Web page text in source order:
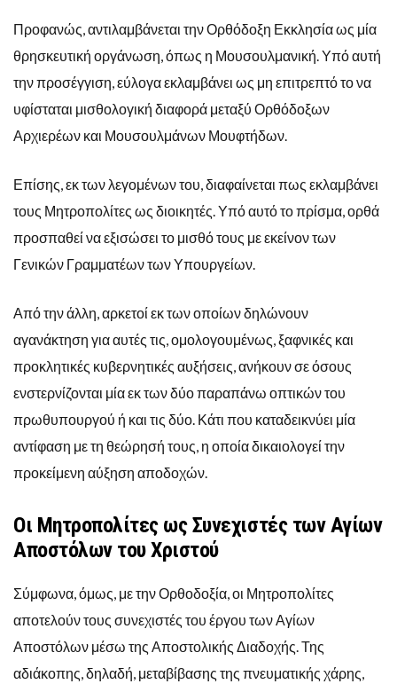
Προφανώς, αντιλαμβάνεται την Ορθόδοξη Εκκλησία ως μία
θρησκευτική οργάνωση, όπως η Μουσουλμανική. Υπό αυτή
την προσέγγιση, εύλογα εκλαμβάνει ως μη επιτρεπτό το να
υφίσταται μισθολογική διαφορά μεταξύ Ορθόδοξων
Αρχιερέων και Μουσουλμάνων Μουφτήδων.
Επίσης, εκ των λεγομένων του, διαφαίνεται πως εκλαμβάνει
τους Μητροπολίτες ως διοικητές. Υπό αυτό το πρίσμα, ορθά
προσπαθεί να εξισώσει το μισθό τους με εκείνον των
Γενικών Γραμματέων των Υπουργείων.
Από την άλλη, αρκετοί εκ των οποίων δηλώνουν
αγανάκτηση για αυτές τις, ομολογουμένως, ξαφνικές και
προκλητικές κυβερνητικές αυξήσεις, ανήκουν σε όσους
ενστερνίζονται μία εκ των δύο παραπάνω οπτικών του
πρωθυπουργού ή και τις δύο. Κάτι που καταδεικνύει μία
αντίφαση με τη θεώρησή τους, η οποία δικαιολογεί την
προκείμενη αύξηση αποδοχών.
Οι Μητροπολίτες ως Συνεχιστές των Αγίων
Αποστόλων του Χριστού
Σύμφωνα, όμως, με την Ορθοδοξία, οι Μητροπολίτες
αποτελούν τους συνεχιστές του έργου των Αγίων
Αποστόλων μέσω της Αποστολικής Διαδοχής. Της
αδιάκοπης, δηλαδή, μεταβίβασης της πνευματικής χάρης,